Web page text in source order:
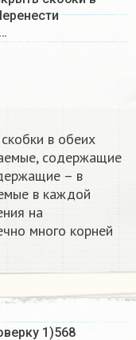
в обеих
содержащие
– в
в каждой
на
много корней​
1)568